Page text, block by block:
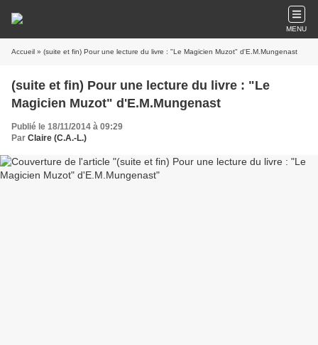
MENU
Accueil » (suite et fin) Pour une lecture du livre : "Le Magicien Muzot" d'E.M.Mungenast
(suite et fin) Pour une lecture du livre : "Le
Magicien Muzot" d'E.M.Mungenast
Publié le 18/11/2014 à 09:29
Par Claire (C.A.-L.)